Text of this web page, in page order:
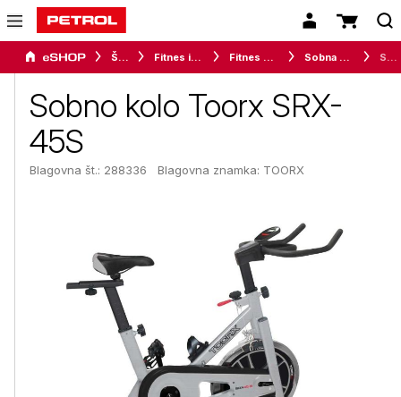
Šport Fitnes in vadba Fitnes naprave Sobna kolesa
Sobno kolo Toorx SRX-
45S
Blagovna št.: 288336 Blagovna znamka: TOORX